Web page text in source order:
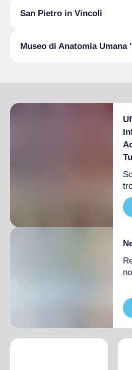
San Pietro in Vincoli
Museo di Anatomia